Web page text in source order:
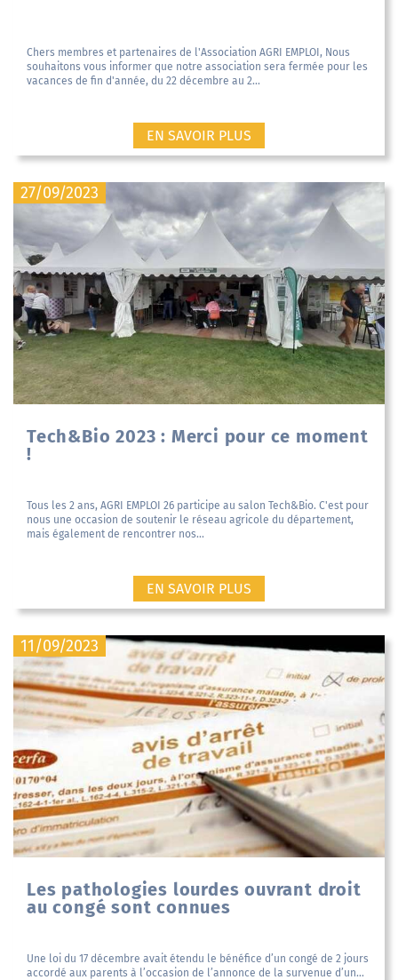
Chers membres et partenaires de l'Association AGRI EMPLOI, Nous
souhaitons vous informer que notre association sera fermée pour les
vacances de fin d'année, du 22 décembre au 2...
EN SAVOIR PLUS
27/09/2023
Tech&Bio 2023 : Merci pour ce moment
!
Tous les 2 ans, AGRI EMPLOI 26 participe au salon Tech&Bio. C'est pour
nous une occasion de soutenir le réseau agricole du département,
mais également de rencontrer nos...
EN SAVOIR PLUS
11/09/2023
Les pathologies lourdes ouvrant droit
au congé sont connues
Une loi du 17 décembre avait étendu le bénéfice d’un congé de 2 jours
accordé aux parents à l’occasion de l’annonce de la survenue d’un...